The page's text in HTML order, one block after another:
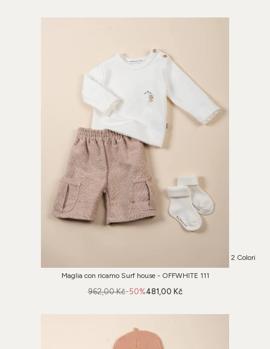
2 Colori
Maglia con ricamo Surf house - OFFWHITE 111
-50%
962,00 Kč 481,00 Kč